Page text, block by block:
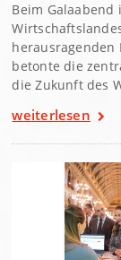
Beim
herausragenden
betonte die
die Zukunft des
weiterlesen